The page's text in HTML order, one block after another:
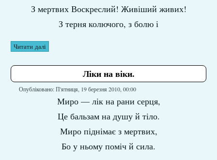
З мертвих Воскреслий! Живіший живих!
З терня колючого, з болю і
Читати далі
Ліки на віки.
Опубліковано: П'ятниця, 19 березня 2010, 00:00
Миро — лік на рани серця,
Це бальзам на душу й тіло.
Миро піднімає з мертвих,
Бо у ньому поміч й сила.